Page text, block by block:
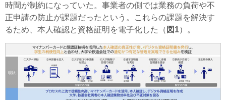
時間が制約になっていた。事業者の側では業務の負荷や不
正申請の防止が課題だったという。これらの課題を解決す
るため、本人確認と資格証明を電子化した（ 図1）。